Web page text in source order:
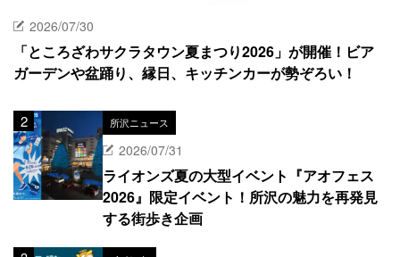
2026/07/30
「ところざわサクラタウン夏まつり2026」が開催！ビア
ガーデンや盆踊り、縁日、キッチンカーが勢ぞろい！
所沢ニュース
2026/07/31
ライオンズ夏の大型イベント『アオフェス
2026』限定イベント！所沢の魅力を再発見
する街歩き企画